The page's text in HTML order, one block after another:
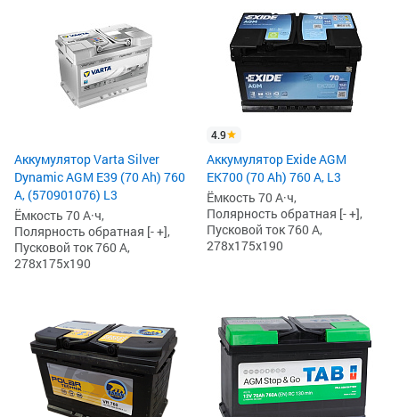
Аккумулятор Varta Silver
Dynamic AGM E39 (70 Ah) 760
А, (570901076) L3
Ёмкость 70 А·ч,
Полярность обратная [- +],
Пусковой ток 760 А,
278x175x190
4.9
Аккумулятор Exide AGM
EK700 (70 Ah) 760 А, L3
Ёмкость 70 А·ч,
Полярность обратная [- +],
Пусковой ток 760 А,
278x175x190